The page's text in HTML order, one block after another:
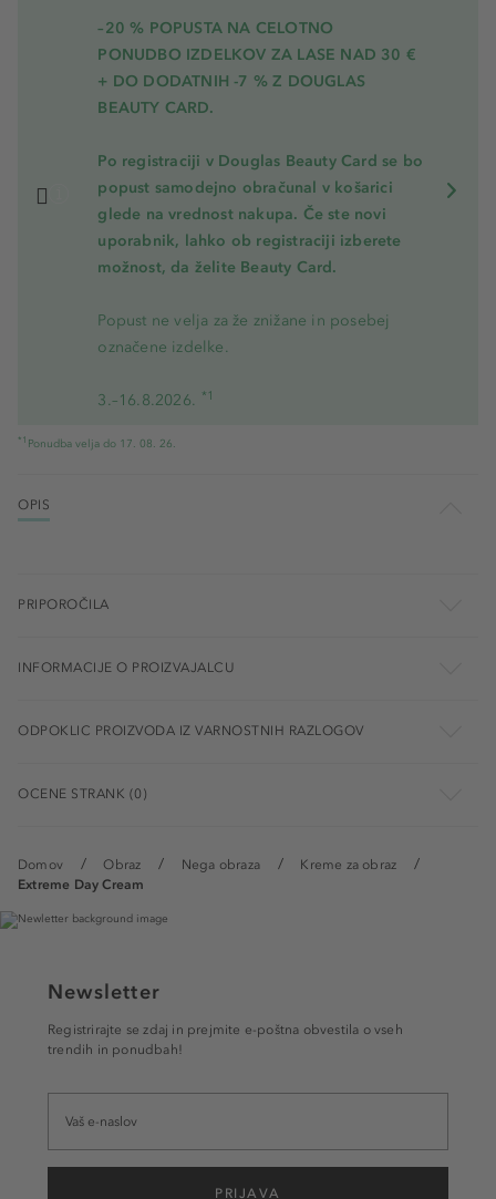
Domov Obraz Nega obraza
Kreme za obraz
Extreme Day Cream
–20 % POPUSTA NA CELOTNO
PONUDBO IZDELKOV ZA LASE NAD 30 €
+ DO DODATNIH -7 % Z DOUGLAS
BEAUTY CARD.
Po registraciji v Douglas Beauty Card se bo
popust samodejno obračunal v košarici
glede na vrednost nakupa. Če ste novi
uporabnik, lahko ob registraciji izberete
možnost, da želite Beauty Card.
Popust ne velja za že znižane in posebej
označene izdelke.
3.–16.8.2026. *1
*1 Ponudba velja do 17. 08. 26.
OPIS
PRIPOROČILA
INFORMACIJE O PROIZVAJALCU
ODPOKLIC PROIZVODA IZ VARNOSTNIH RAZLOGOV
OCENE STRANK (0)
Newsletter
Registrirajte se zdaj in prejmite e-poštna obvestila o vseh
trendih in ponudbah!
PRIJAVA